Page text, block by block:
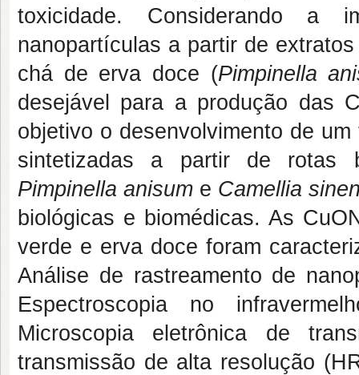
toxicidade. Considerando a
nanopartículas a partir de
chá de erva doce (Pimpinella
desejável para a produção das
objetivo o desenvolvimento de
sintetizadas a partir de rotas
Pimpinella anisum e Camellia
biológicas e biomédicas. As
verde e erva doce foram
Análise de rastreamento de
Espectroscopia no
Microscopia eletrônica de
transmissão de alta resolução